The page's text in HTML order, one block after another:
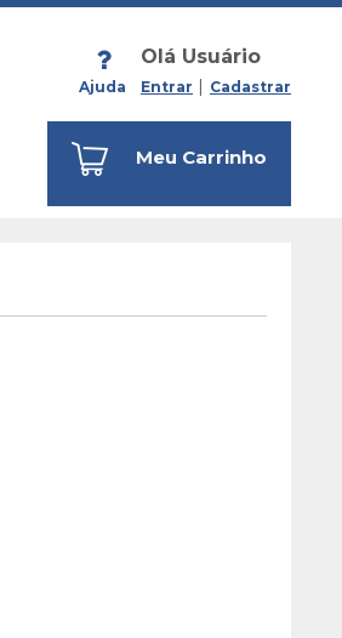
Ajuda
Olá Usuário
Entrar Cadastrar
Meu Carrinho